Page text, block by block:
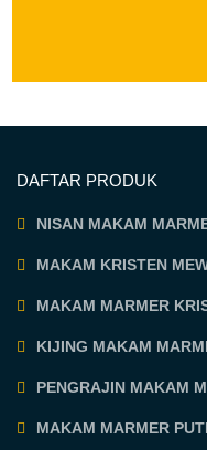
DAFTAR PRODUK
NISAN MAKAM
MAKAM KRISTEN
MAKAM MARMER
KIJING MAKAM
PENGRAJIN MAKAM
MAKAM MARMER